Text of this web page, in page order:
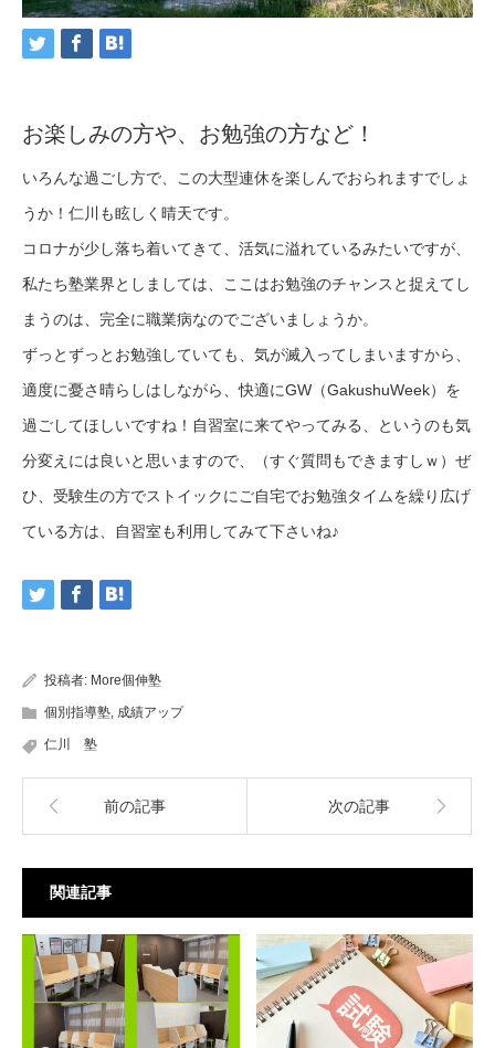
お楽しみの方や、お勉強の方など！
いろんな過ごし方で、この大型連休を楽しんでおられますでしょ
うか！仁川も眩しく晴天です。
コロナが少し落ち着いてきて、活気に溢れているみたいですが、
私たち塾業界としましては、ここはお勉強のチャンスと捉えてし
まうのは、完全に職業病なのでございましょうか。
ずっとずっとお勉強していても、気が滅入ってしまいますから、
適度に憂さ晴らしはしながら、快適にGW（GakushuWeek）を
過ごしてほしいですね！自習室に来てやってみる、というのも気
分変えには良いと思いますので、（すぐ質問もできますしｗ）ぜ
ひ、受験生の方でストイックにご自宅でお勉強タイムを繰り広げ
ている方は、自習室も利用してみて下さいね♪
投稿者: More個伸塾
個別指導塾 成績アップ
仁川 塾
前の記事 次の記事
関連記事